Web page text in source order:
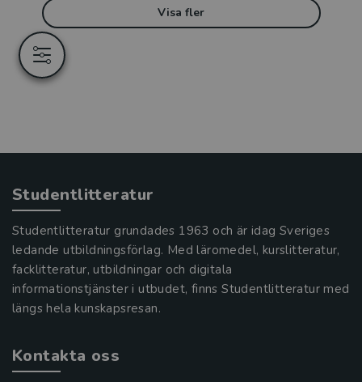
Visa fler
Studentlitteratur
Studentlitteratur grundades 1963 och är idag Sveriges
ledande utbildningsförlag. Med läromedel, kurslitteratur,
facklitteratur, utbildningar och digitala
informationstjänster i utbudet, finns Studentlitteratur med
längs hela kunskapsresan.
Kontakta oss